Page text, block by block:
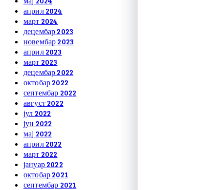
април 2024
март 2024
децембар 2023
новембар 2023
април 2023
март 2023
децембар 2022
октобар 2022
септембар 2022
август 2022
јул 2022
јун 2022
мај 2022
април 2022
март 2022
јануар 2022
октобар 2021
септембар 2021